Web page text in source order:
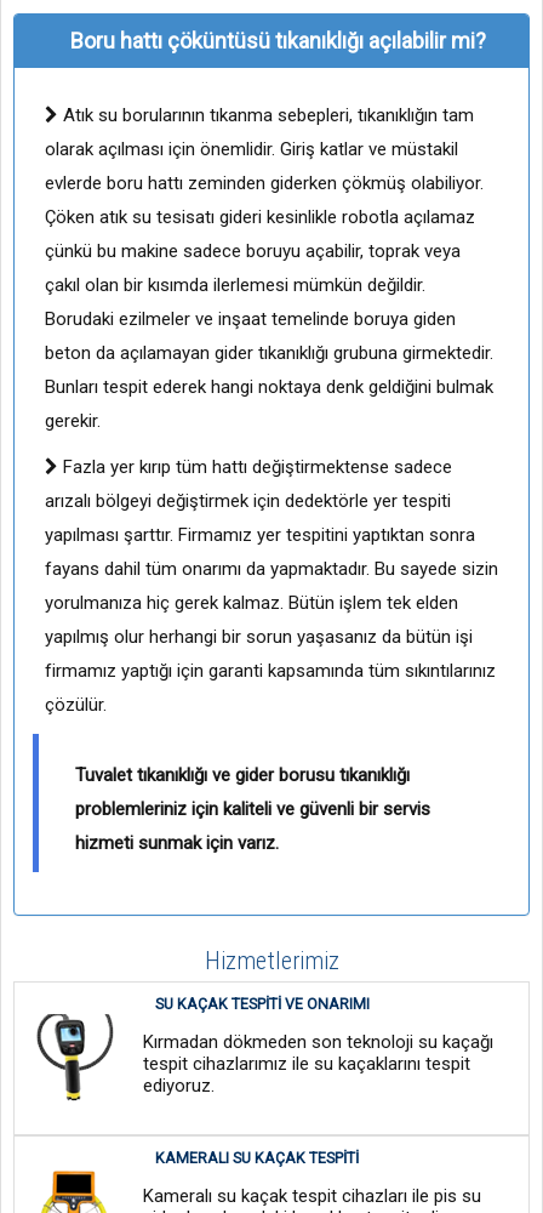
Boru hattı çöküntüsü tıkanıklığı açılabilir mi?
Atık su borularının tıkanma sebepleri, tıkanıklığın tam
olarak açılması için önemlidir. Giriş katlar ve müstakil
evlerde boru hattı zeminden giderken çökmüş olabiliyor.
Çöken atık su tesisatı gideri kesinlikle robotla açılamaz
çünkü bu makine sadece boruyu açabilir, toprak veya
çakıl olan bir kısımda ilerlemesi mümkün değildir.
Borudaki ezilmeler ve inşaat temelinde boruya giden
beton da açılamayan gider tıkanıklığı grubuna girmektedir.
Bunları tespit ederek hangi noktaya denk geldiğini bulmak
gerekir.
Fazla yer kırıp tüm hattı değiştirmektense sadece
arızalı bölgeyi değiştirmek için dedektörle yer tespiti
yapılması şarttır. Firmamız yer tespitini yaptıktan sonra
fayans dahil tüm onarımı da yapmaktadır. Bu sayede sizin
yorulmanıza hiç gerek kalmaz. Bütün işlem tek elden
yapılmış olur herhangi bir sorun yaşasanız da bütün işi
firmamız yaptığı için garanti kapsamında tüm sıkıntılarınız
çözülür.
Tuvalet tıkanıklığı ve gider borusu tıkanıklığı
problemleriniz için kaliteli ve güvenli bir servis
hizmeti sunmak için varız.
Hizmetlerimiz
SU KAÇAK TESPITI VE ONARIMI
Kırmadan dökmeden son teknoloji su kaçağı
tespit cihazlarımız ile su kaçaklarını tespit
ediyoruz.
KAMERALI SU KAÇAK TESPITI
Kameralı su kaçak tespit cihazları ile pis su